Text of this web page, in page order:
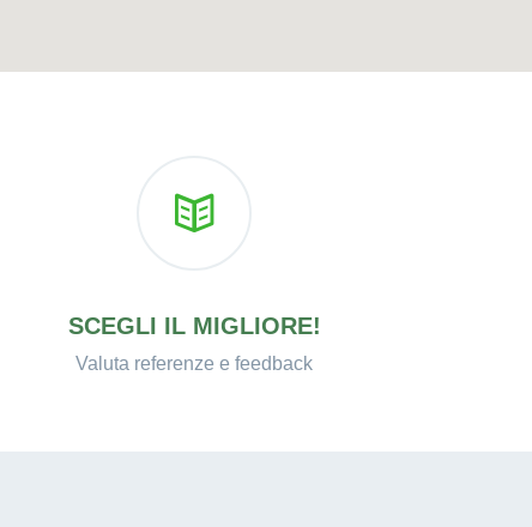
SCEGLI IL MIGLIORE!
Valuta referenze e feedback